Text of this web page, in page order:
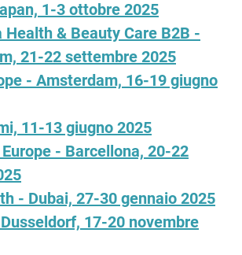
1-3 ottobre 2025
Health & Beauty Care B2B -
21-22 settembre 2025
- Amsterdam, 16-19 giugno
11-13 giugno 2025
- Barcellona, 20-22
- Dubai, 27-30 gennaio 2025
17-20 novembre